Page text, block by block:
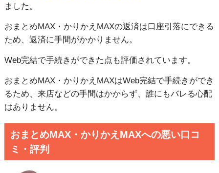
ました。
おまとめMAX・かりかえMAXの返済は口座引落にできる
ため、返済に手間がかかりません。
Web完結で手続きができた点も評価されています。
おまとめMAX・かりかえMAXはWeb完結で手続きができ
るため、来店などの手間はかからず、誰にもバレる心配
はありません。
おまとめMAX・かりかえMAXへの悪い口コ
ミ・評判